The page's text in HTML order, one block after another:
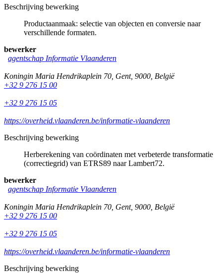
Beschrijving bewerking
Productaanmaak: selectie van objecten en conversie naar
verschillende formaten.
bewerker
agentschap Informatie Vlaanderen
Koningin Maria Hendrikaplein 70 Gent, 9000 België
+32 9 276 15 00
+32 9 276 15 05
https://overheid.vlaanderen.be/informatie-vlaanderen
Beschrijving bewerking
Herberekening van coördinaten met verbeterde transformatie
(correctiegrid) van ETRS89 naar Lambert72.
bewerker
agentschap Informatie Vlaanderen
Koningin Maria Hendrikaplein 70 Gent, 9000 België
+32 9 276 15 00
+32 9 276 15 05
https://overheid.vlaanderen.be/informatie-vlaanderen
Beschrijving bewerking